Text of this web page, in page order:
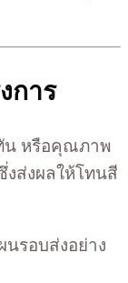
การ
น หรือคุณภาพ
งส่งผลให้โทนสี
รอบส่งอย่าง